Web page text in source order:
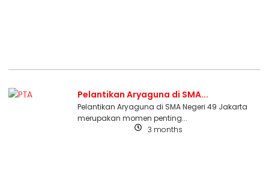
Pelantikan Aryaguna di SMA...
Pelantikan Aryaguna di SMA Negeri 49 Jakarta
merupakan momen penting...
3 months